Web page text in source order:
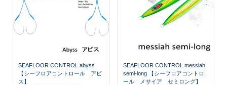
SEAFLOOR CONTROL abyss
【シーフロアコントロール アビ
ス】
SEAFLOOR CONTROL messiah
semi-long 【シーフロアコントロ
ール メサイア セミロング】